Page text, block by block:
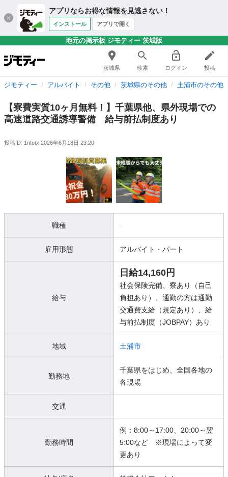
アプリならお得な情報を見逃さない！
インストール アプリで開く
地元の掲示板 ジモティー 茨城版
茨城県 検索 ログイン 投稿
ジモティー アルバイト その他 茨城県のその他 土浦市のその他
【寮費実質10ヶ月無料！】千葉県他、県外現場での
高速道路交通誘導警備 給与前払制度あり
投稿ID: 1ntotx 2026年6月18日 23:20
職種 -
雇用形態 アルバイト・パート
給与
日給14,160円
社会保険完備、寮あり（自己
負担あり）、通勤の方は通勤
交通費支給（規定あり）、給
与前払制度（JOBPAY）あり
地域 土浦市
勤務地
千葉県をはじめ、全国各地の
各現場
交通
勤務時間
例：8:00～17:00、20:00～翌
5:00など ※現場によって変
更あり